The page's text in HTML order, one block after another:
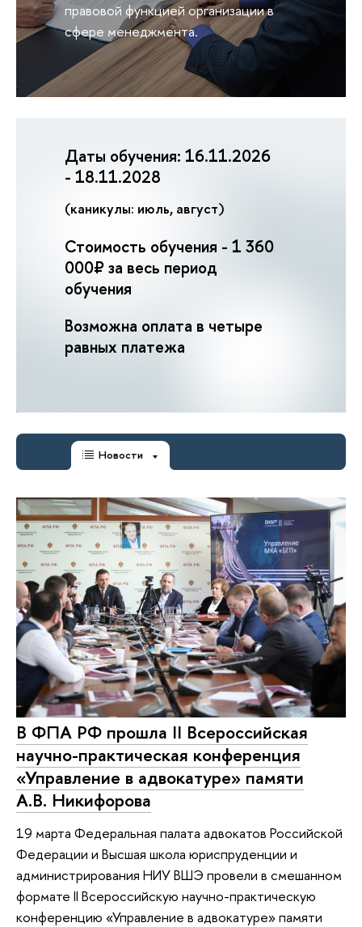
правовой функцией организации в
сфере менеджмента.
Даты обучения: 16.11.2026
- 18.11.2028
(каникулы: июль, август)
Стоимость обучения - 1 360
000₽ за весь период
обучения
Возможна оплата в четыре
равных платежа
Новости
В ФПА РФ прошла II Всероссийская
научно-практическая конференция
«Управление в адвокатуре» памяти
А.В. Никифорова
19 марта Федеральная палата адвокатов Российской
Федерации и Высшая школа юриспруденции и
администрирования НИУ ВШЭ провели в смешанном
формате II Всероссийскую научно-практическую
конференцию «Управление в адвокатуре» памяти